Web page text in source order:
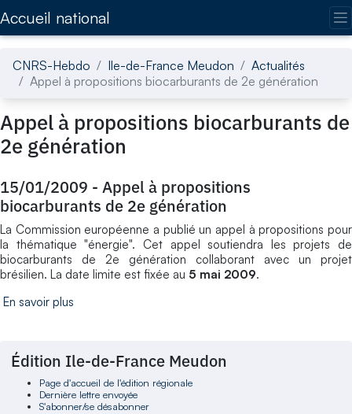
Accueil national
CNRS-Hebdo Ile-de-France Meudon
Actualités
Appel à propositions biocarburants de 2e génération
Appel à propositions biocarburants de
2e génération
15/01/2009 - Appel à propositions
biocarburants de 2e génération
La Commission européenne a publié un appel à propositions pour
la thématique "énergie". Cet appel soutiendra les projets de
biocarburants de 2e génération collaborant avec un projet
brésilien. La date limite est fixée au 5 mai 2009.
En savoir plus
Édition Ile-de-France Meudon
Page d'accueil de l'édition régionale
Dernière lettre envoyée
S'abonner/se désabonner